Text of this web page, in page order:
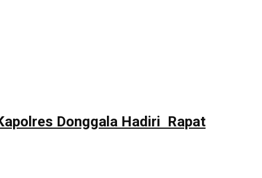
Donggala Hadiri Rapat